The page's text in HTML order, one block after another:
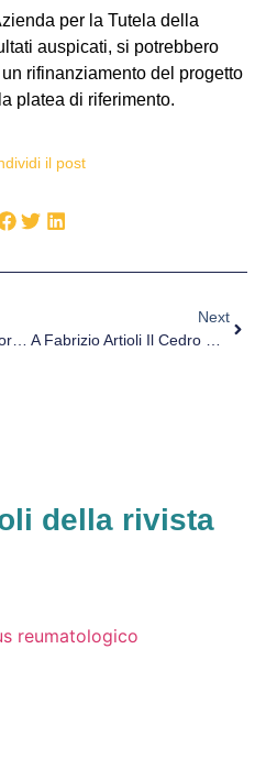
per la Tutela della
auspicati, si potrebbero
rifinanziamento del progetto
platea di riferimento.
il post
800 613 311 – Punto Informativo Aziendale Sui Servizi Socio-Sanitari: Un Riferimento Attivo Per I Cittadini
Next
A Fabrizio Artioli Il Cedro D’oro 2019
della rivista